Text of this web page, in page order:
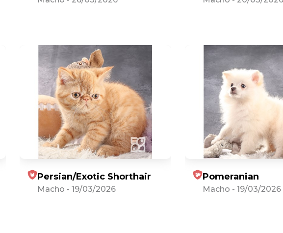
Persian/Exotic Shorthair
Macho - 19/03/2026
Pomeranian
Macho - 19/03/2026